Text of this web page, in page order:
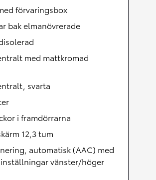
förvaringsbox
bak elmanövrerade
med mattkromad
svarta
i framdörrarna
12,3 tum
automatisk (AAC) med
vänster/höger